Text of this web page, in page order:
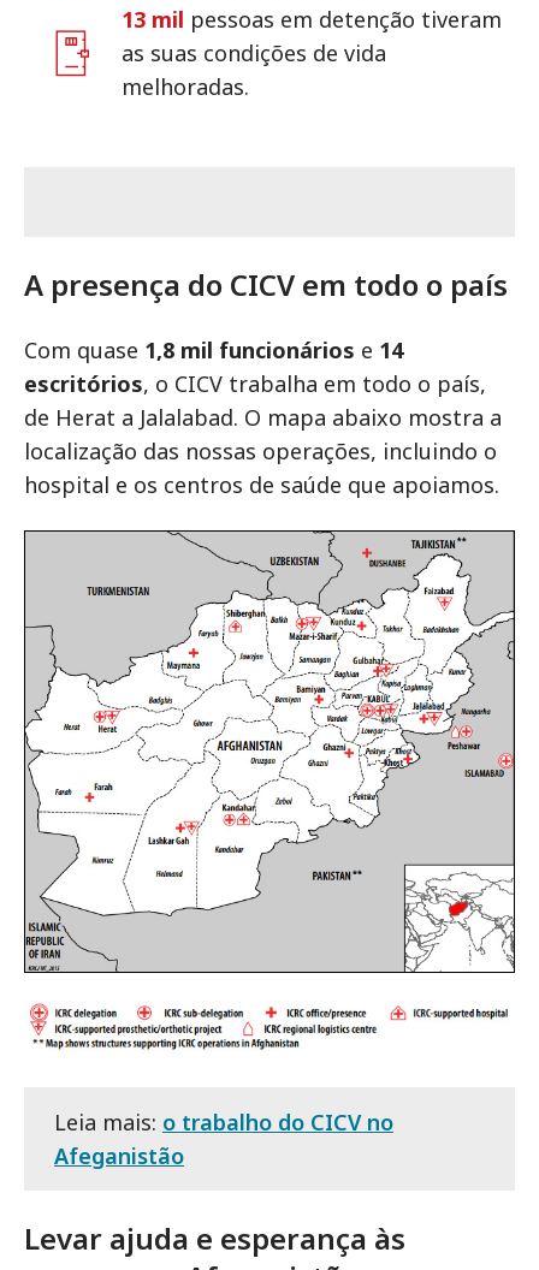
13 mil pessoas em detenção tiveram
as suas condições de vida
melhoradas.
A presença do CICV em todo o país
Com quase 1,8 mil funcionários e 14
escritórios, o CICV trabalha em todo o país,
de Herat a Jalalabad. O mapa abaixo mostra a
localização das nossas operações, incluindo o
hospital e os centros de saúde que apoiamos.
Leia mais: o trabalho do CICV no
Afeganistão
Levar ajuda e esperança às